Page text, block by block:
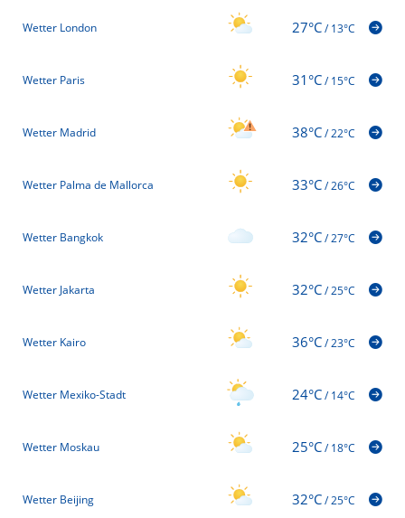
Wetter London 27°C/13°C
Wetter Paris 31°C/15°C
Wetter Madrid 38°C/22°C
Wetter Palma de Mallorca 33°C/26°C
Wetter Bangkok 32°C/27°C
Wetter Jakarta 32°C/25°C
Wetter Kairo 36°C/23°C
Wetter Mexiko-Stadt 24°C/14°C
Wetter Moskau 25°C/18°C
Wetter Beijing 32°C/25°C